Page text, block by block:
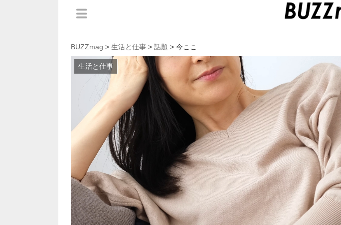
BUZZmag > 生活と仕事 > 話題 > 今ここ
生活と仕事